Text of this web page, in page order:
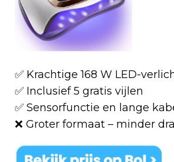
✅ Krachtige 168 W LED-
✅ Inclusief 5 gratis vijlen
✅ Sensorfunctie en lange
❌ Groter formaat – minder